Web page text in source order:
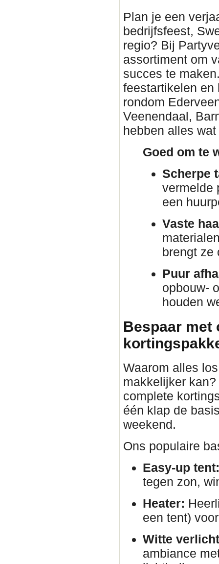
Plan je een
bedrijfsfeest,
regio? Bij
assortiment om
succes te
feestartikelen en
rondom
Veenendaal,
hebben alles
Goed om te
Scherpe
vermelde
een
Vaste
brengt
Puur
opbouw-
houden
Bespaar met
Waarom alles
makkelijker
complete
één klap de
weekend.
Ons populaire
Easy-up tent:
tegen zon,
Heater:
een tent)
Witte
ambiance